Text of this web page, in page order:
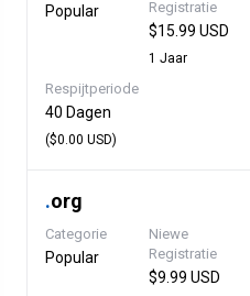
Popular
Registratie
$15.99 USD
1 Jaar
Respijtperiode
40 Dagen
($0.00 USD)
.org
Categorie
Popular
Niewe
Registratie
$9.99 USD